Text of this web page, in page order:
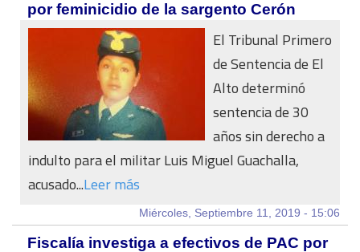
por feminicidio de la sargento Cerón
El Tribunal Primero
de Sentencia de El
Alto determinó
sentencia de 30
años sin derecho a
indulto para el militar Luis Miguel Guachalla,
acusado...Leer más
Miércoles, Septiembre 11, 2019 - 15:06
Fiscalía investiga a efectivos de PAC por